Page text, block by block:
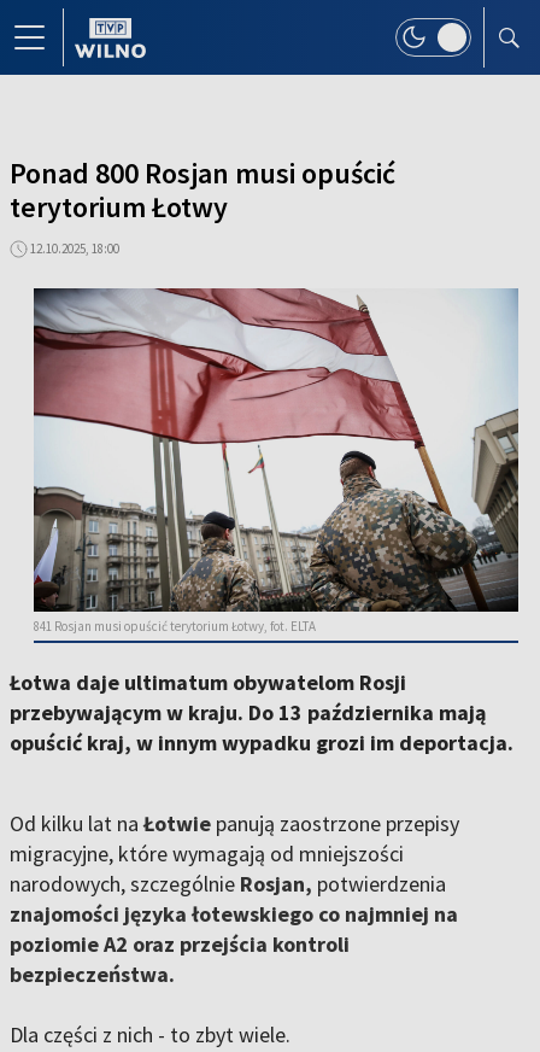
Ponad 800 Rosjan musi opuścić
terytorium Łotwy
12.10.2025, 18:00
841 Rosjan musi opuścić terytorium Łotwy, fot. ELTA
Łotwa daje ultimatum obywatelom Rosji
przebywającym w kraju. Do 13 października mają
opuścić kraj, w innym wypadku grozi im deportacja.
Od kilku lat naŁotwie panują zaostrzone przepisy
migracyjne, które wymagają od mniejszości
narodowych, szczególnie Rosjan, potwierdzenia
znajomości języka łotewskiego co najmniej na
poziomie A2 oraz przejścia kontroli
bezpieczeństwa.
Dla części z nich - to zbyt wiele.